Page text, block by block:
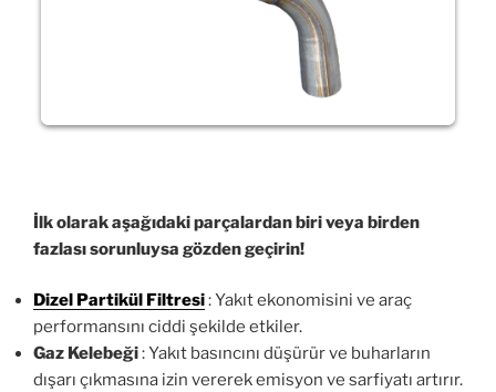
İlk olarak aşağıdaki parçalardan biri veya birden
fazlası sorunluysa gözden geçirin!
Dizel Partikül Filtresi: Yakıt ekonomisini ve araç
performansını ciddi şekilde etkiler.
Gaz Kelebeği: Yakıt basıncını düşürür ve buharların
dışarı çıkmasına izin vererek emisyon ve sarfiyatı artırır.